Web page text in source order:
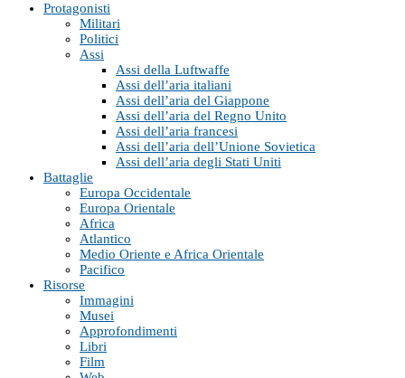
Protagonisti
Militari
Politici
Assi
Assi della Luftwaffe
Assi dell’aria italiani
Assi dell’aria del Giappone
Assi dell’aria del Regno Unito
Assi dell’aria francesi
Assi dell’aria dell’Unione Sovietica
Assi dell’aria degli Stati Uniti
Battaglie
Europa Occidentale
Europa Orientale
Africa
Atlantico
Medio Oriente e Africa Orientale
Pacifico
Risorse
Immagini
Musei
Approfondimenti
Libri
Film